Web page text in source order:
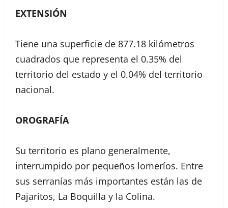
EXTENSIÓN
Tiene una superficie de 877.18 kilómetros
cuadrados que representa el 0.35% del
territorio del estado y el 0.04% del territorio
nacional.
OROGRAFÍA
Su territorio es plano generalmente,
interrumpido por pequeños lomeríos. Entre
sus serranías más importantes están las de
Pajaritos, La Boquilla y la Colina.